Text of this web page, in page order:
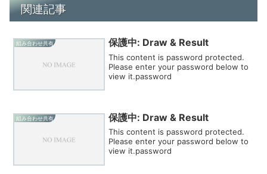
関連記事
組み合わせ共有 保護中: Draw & Result
This content is password protected.
Please enter your password below to
view it.password
組み合わせ共有 保護中: Draw & Result
This content is password protected.
Please enter your password below to
view it.password